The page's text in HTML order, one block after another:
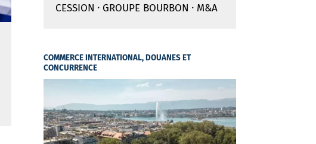
CESSION · GROUPE BOURBON · M&A
COMMERCE INTERNATIONAL, DOUANES ET
CONCURRENCE